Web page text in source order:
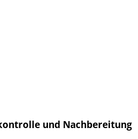
und Nachbereitung